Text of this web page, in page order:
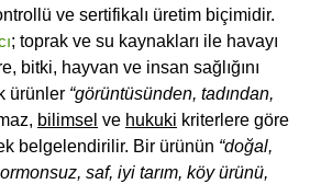
ve sertifikalı üretim biçimidir.
; toprak ve su kaynakları ile havayı
bitki, hayvan ve insan sağlığını
ürünler “görüntüsünden, tadından,
bilimsel ve hukuki kriterlere göre
belgelendirilir. Bir ürünün “doğal,
saf, iyi tarım, köy ürünü,